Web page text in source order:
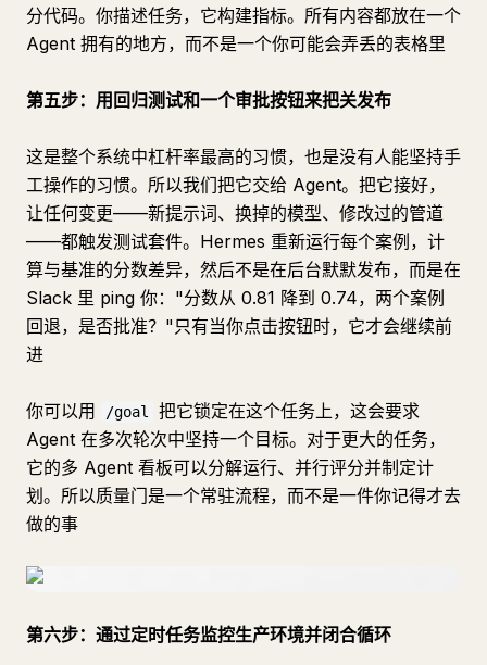
分代码。你描述任务，它构建指标。所有内容都放在一个
Agent 拥有的地方，而不是一个你可能会弄丢的表格里
第五步：用回归测试和一个审批按钮来把关发布
这是整个系统中杠杆率最高的习惯，也是没有人能坚持手
工操作的习惯。所以我们把它交给 Agent。把它接好，
让任何变更——新提示词、换掉的模型、修改过的管道
——都触发测试套件。Hermes 重新运行每个案例，计
算与基准的分数差异，然后不是在后台默默发布，而是在
Slack 里 ping 你："分数从 0.81 降到 0.74，两个案例
回退，是否批准？"只有当你点击按钮时，它才会继续前
进
你可以用 /goal
把它锁定在这个任务上，这会要求
Agent 在多次轮次中坚持一个目标。对于更大的任务，
它的多 Agent 看板可以分解运行、并行评分并制定计
划。所以质量门是一个常驻流程，而不是一件你记得才去
做的事
第六步：通过定时任务监控生产环境并闭合循环